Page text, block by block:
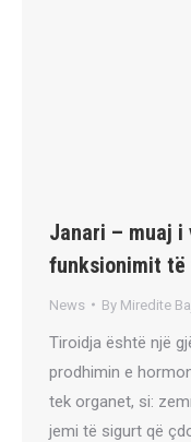
Janari – muaj
funksionimit të
News By Miredite
Tiroidja është një
prodhimin e
tek organet, si:
jemi të sigurt që